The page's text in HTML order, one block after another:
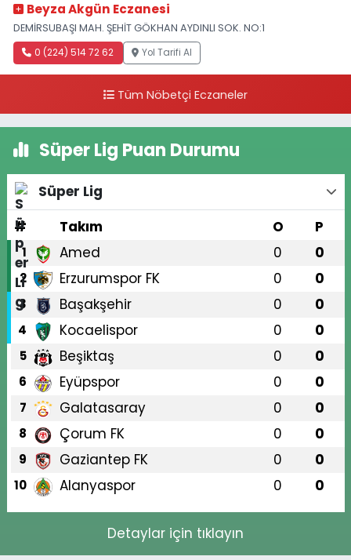
Beyza Akgün Eczanesi
DEMİRSUBAŞI MAH. ŞEHİT GÖKHAN AYDINLI SOK. NO:1
0 (224) 514 72 62 Yol Tarifi Al
Tüm Nöbetçi Eczaneler
Süper Lig Puan Durumu
Süper Lig
#
Takım O P
1 Amed 0 0
2 Erzurumspor FK 0 0
3 Başakşehir 0 0
4 Kocaelispor 0 0
5 Beşiktaş 0 0
6 Eyüpspor 0 0
7 Galatasaray 0 0
8 Çorum FK 0 0
9 Gaziantep FK 0 0
10 Alanyaspor 0 0
Detaylar için tıklayın